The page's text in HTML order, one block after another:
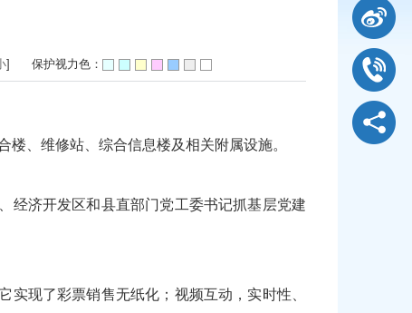
] 保护视力色：
、维修站、综合信息楼及相关附属设施。
经济开发区和县直部门党工委书记抓基层党建
现了彩票销售无纸化；视频互动，实时性、